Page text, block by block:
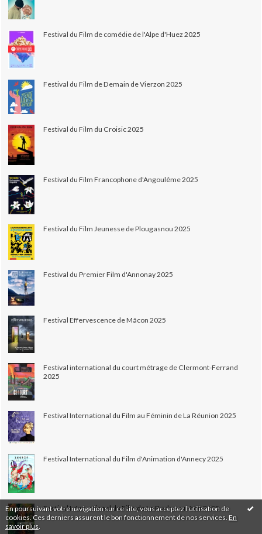
En poursuivant votre navigation sur ce site, vous acceptez l'utilisation de
cookies. Ces derniers assurent le bon fonctionnement de nos services. En
savoir plus
Festival du Film de comédie de l'Alpe d'Huez 2025
Festival du Film de Demain de Vierzon 2025
Festival du Film du Croisic 2025
Festival du Film Francophone d'Angoulême 2025
Festival du Film Jeunesse de Plougasnou 2025
Festival du Premier Film d'Annonay 2025
Festival Effervescence de Mâcon 2025
Festival international du court métrage de Clermont-Ferrand
2025
Festival International du Film au Féminin de La Réunion 2025
Festival International du Film d'Animation d'Annecy 2025
Festival International du Film de La Roche-sur-Yon 2025